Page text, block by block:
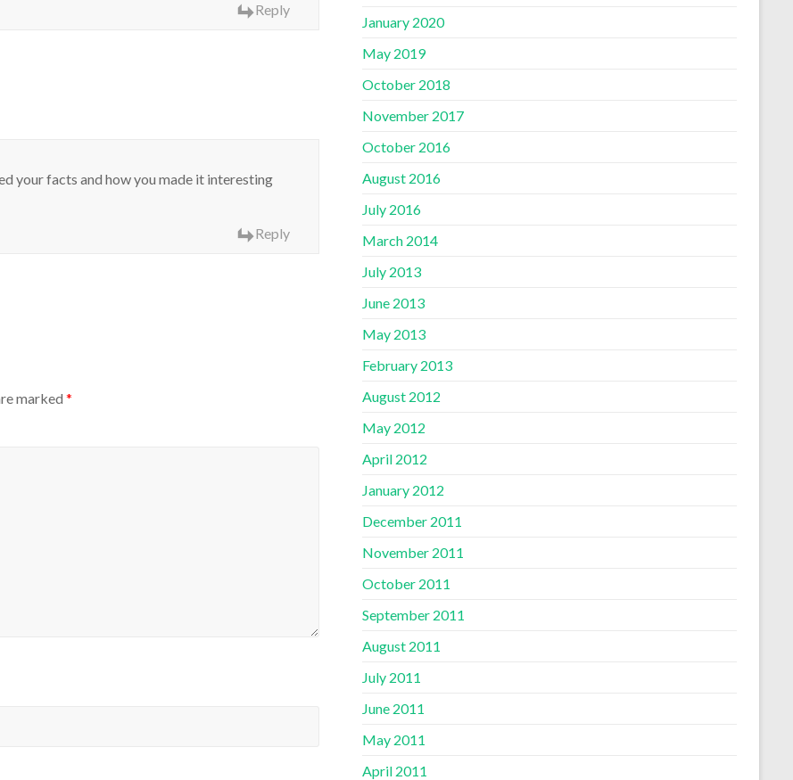
Reply
your facts and how you made it interesting
Reply
marked *
January 2020
May 2019
October 2018
November 2017
October 2016
August 2016
July 2016
March 2014
July 2013
June 2013
May 2013
February 2013
August 2012
May 2012
April 2012
January 2012
December 2011
November 2011
October 2011
September 2011
August 2011
July 2011
June 2011
May 2011
April 2011